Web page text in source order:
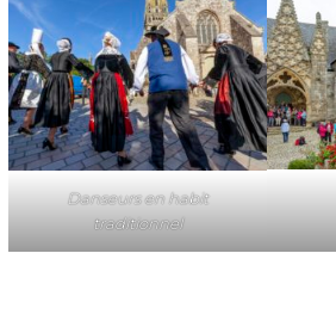
Danseurs en habit
traditionnel